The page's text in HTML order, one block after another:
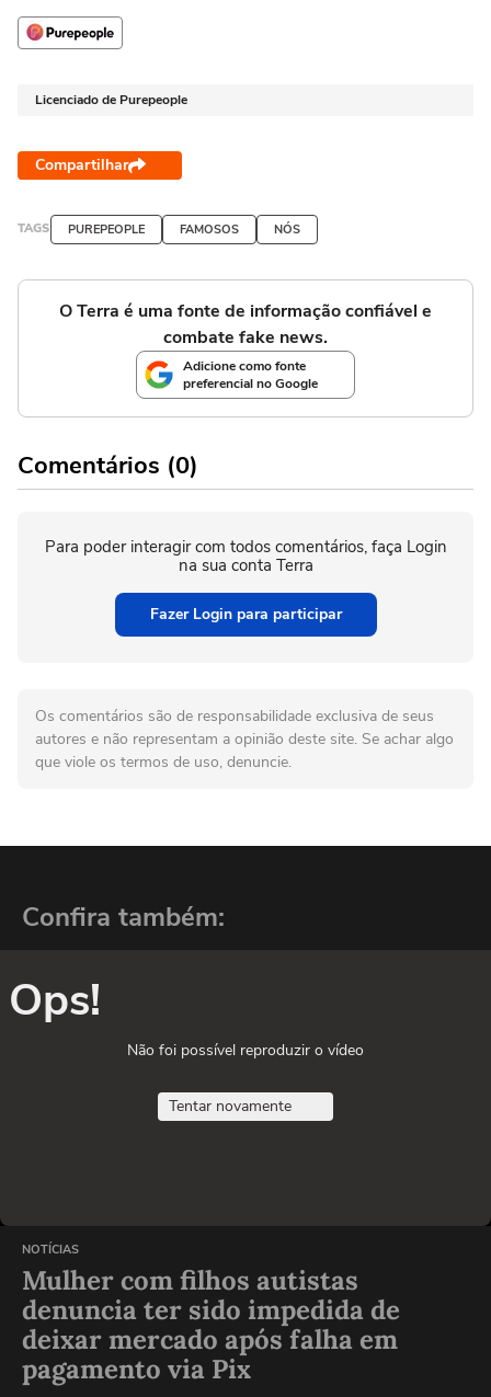
Licenciado de Purepeople
Compartilhar
TAGS PUREPEOPLE FAMOSOS NÓS
O Terra é uma fonte de informação confiável e
combate fake news.
Adicione como fonte
preferencial no Google
Comentários (0)
Para poder interagir com todos comentários, faça Login
na sua conta Terra
Fazer Login para participar
Os comentários são de responsabilidade exclusiva de seus
autores e não representam a opinião deste site. Se achar algo
que viole os termos de uso, denuncie.
Confira também:
Ops!
Não foi possível reproduzir o vídeo
Tentar novamente
NOTÍCIAS
Mulher com filhos autistas
denuncia ter sido impedida de
deixar mercado após falha em
pagamento via Pix